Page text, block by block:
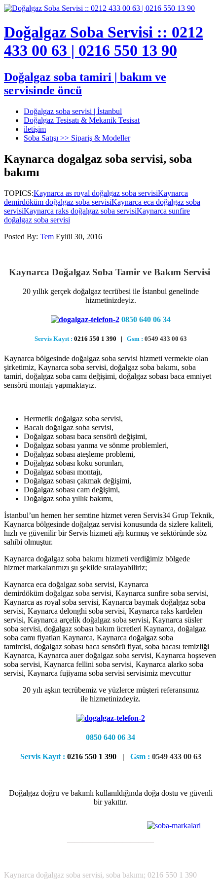
Doğalgaz Soba Servisi :: 0212
433 00 63 | 0216 550 13 90
Doğalgaz soba tamiri | bakım ve
servisinde öncü
Doğalgaz soba servisi | İstanbul
Doğalgaz Tesisatı & Mekanik Tesisat
iletişim
Soba Satışı >> Sipariş & Modeller
Kaynarca dogalgaz soba servisi, soba
bakımı
TOPICS:Kaynarca as royal doğalgaz soba servisiKaynarca
demirdöküm doğalgaz soba servisiKaynarca eca doğalgaz soba
servisiKaynarca raks doğalgaz soba servisiKaynarca sunfire
doğalgaz soba servisi
Posted By: Tem Eylül 30, 2016
Kaynarca Doğalgaz Soba Tamir ve Bakım Servisi
20 yıllık gerçek doğalgaz tecrübesi ile İstanbul genelinde
hizmetinizdeyiz.
0850 640 06 34
Servis Kayıt : 0216 550 1 390 | Gsm : 0549 433 00 63
Kaynarca bölgesinde doğalgaz soba servisi hizmeti vermekte olan
şirketimiz, Kaynarca soba servisi, doğalgaz soba bakımı, soba
tamiri, doğalgaz soba camı değişimi, doğalgaz sobası baca emniyet
sensörü montajı yapmaktayız.
Hermetik doğalgaz soba servisi,
Bacalı doğalgaz soba servisi,
Doğalgaz sobası baca sensörü değişimi,
Doğalgaz sobası yanma ve sönme problemleri,
Doğalgaz sobası ateşleme problemi,
Doğalgaz sobası koku sorunları,
Doğalgaz sobası montajı,
Doğalgaz sobası çakmak değişimi,
Doğalgaz sobası cam değişimi,
Doğalgaz soba yıllık bakımı,
İstanbul’un hemen her semtine hizmet veren Servis34 Grup Teknik,
Kaynarca bölgesinde doğalgaz servisi konusunda da sizlere kaliteli,
hızlı ve güvenilir bir Servis hizmeti ağı kurmuş ve sektöründe söz
sahibi olmuştur.
Kaynarca doğalgaz soba bakımı hizmeti verdiğimiz bölgede
hizmet markalarımızı şu şekilde sıralayabiliriz;
Kaynarca eca doğalgaz soba servisi, Kaynarca
demirdöküm doğalgaz soba servisi, Kaynarca sunfire soba servisi,
Kaynarca as royal soba servisi, Kaynarca baymak doğalgaz soba
servisi, Kaynarca delonghi soba servisi, Kaynarca raks kardelen
servisi, Kaynarca arçelik doğalgaz soba servisi, Kaynarca süsler
soba servisi, doğalgaz sobası bakım ücretleri Kaynarca, doğalgaz
soba camı fiyatları Kaynarca, Kaynarca doğalgaz soba
tamircisi, doğalgaz sobası baca sensörü fiyat, soba bacası temizliği
Kaynarca, Kaynarca auer doğalgaz soba servisi, Kaynarca hoşseven
soba servisi, Kaynarca fellini soba servisi, Kaynarca alarko soba
servisi, Kaynarca fujiyama soba servisi servisimiz mevcuttur
20 yılı aşkın tecrübemiz ve yüzlerce müşteri referansımız
ile hizmetinizdeyiz.
0850 640 06 34
Servis Kayıt : 0216 550 1 390 | Gsm : 0549 433 00 63
Doğalgaz doğru ve bakımlı kullanıldığında doğa dostu ve güvenli
bir yakıttır.
———————————
Kaynarca doğalgaz soba servisi, soba bakımı; 0216 550 1 390